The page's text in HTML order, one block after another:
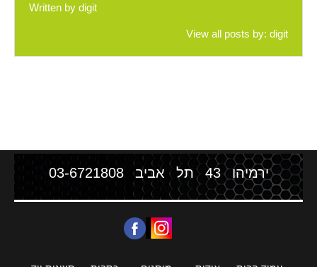
Written by digit
View all posts by: digit
ירמיהו 43 תל אביב 03-6721808